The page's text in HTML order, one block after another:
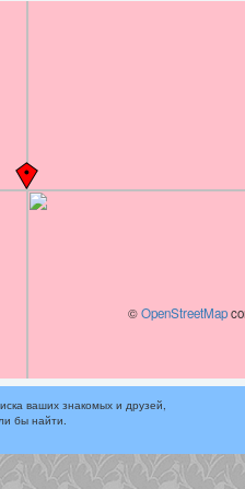
©OpenStreetMap
ваших знакомых и друзей,
бы найти.